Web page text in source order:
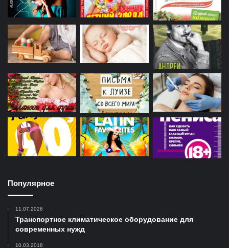
Популярное
11.07.2026
Транспортное климатическое оборудование для
современных нужд
10.03.2018